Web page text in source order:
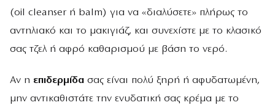
(oil cleanser ή balm) για να «διαλύσετε» πλήρως το
αντηλιακό και το μακιγιάζ, και συνεχίστε με το κλασικό
σας τζελ ή αφρό καθαρισμού με βάση το νερό.
Αν η επιδερμίδα σας είναι πολύ ξηρή ή αφυδατωμένη,
μην αντικαθιστάτε την ενυδατική σας κρέμα με το